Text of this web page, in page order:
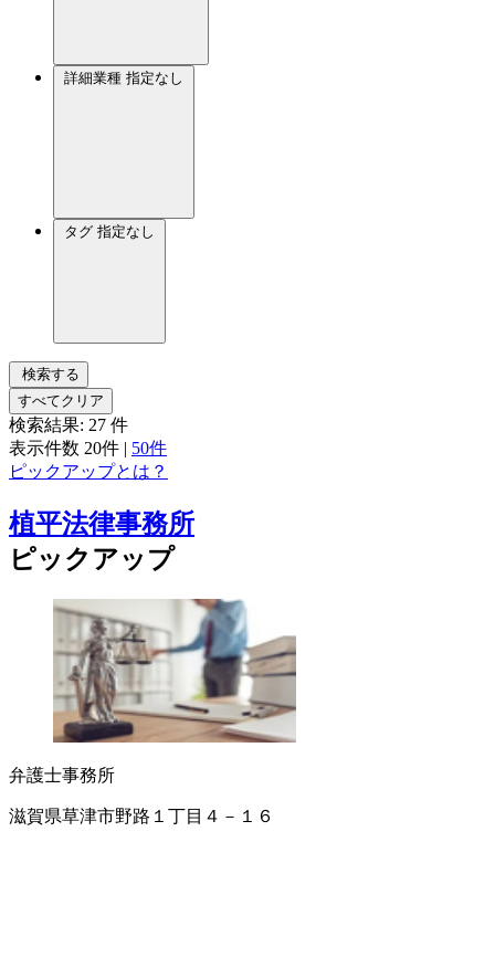
詳細業種 指定なし
タグ 指定なし
検索する
すべてクリア
検索結果: 27 件
表示件数 20件 | 50件
ピックアップとは？
植平法律事務所
ピックアップ
弁護士事務所
滋賀県草津市野路１丁目４－１６